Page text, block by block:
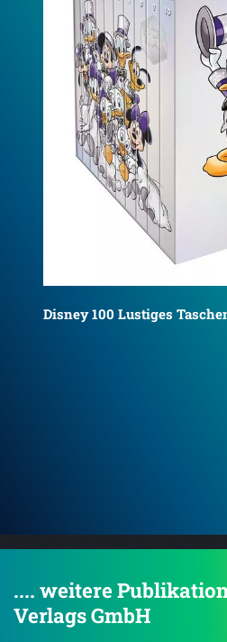
.... weitere
Verlags GmbH